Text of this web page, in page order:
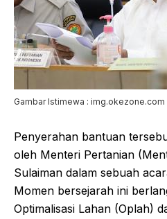
Gambar Istimewa : img.okezone.com
Penyerahan bantuan
oleh Menteri Pertanian
Sulaiman dalam sebuah
Momen bersejarah ini
Optimalisasi Lahan (Oplah)